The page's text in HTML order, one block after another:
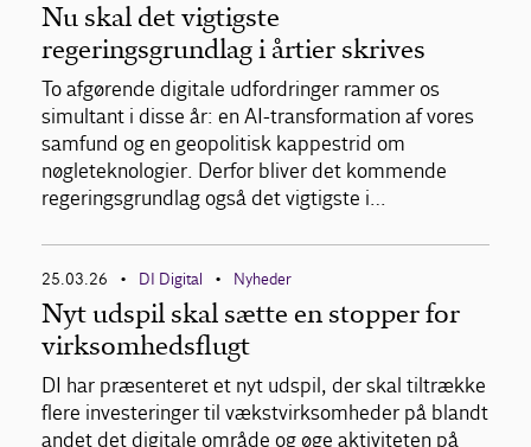
Nu skal det vigtigste
regeringsgrundlag i årtier skrives
To afgørende digitale udfordringer rammer os
simultant i disse år: en AI-transformation af vores
samfund og en geopolitisk kappestrid om
nøgleteknologier. Derfor bliver det kommende
regeringsgrundlag også det vigtigste i…
25.03.26 • DI Digital • Nyheder
Nyt udspil skal sætte en stopper for
virksomhedsflugt
DI har præsenteret et nyt udspil, der skal tiltrække
flere investeringer til vækstvirksomheder på blandt
andet det digitale område og øge aktiviteten på